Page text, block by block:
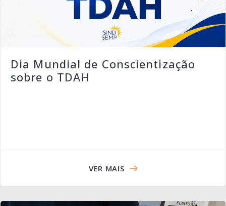
Dia Mundial de Conscientização
sobre o TDAH
VER MAIS